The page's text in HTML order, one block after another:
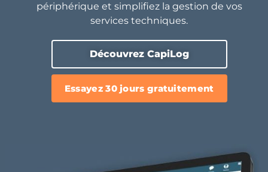
périphérique et simplifiez la gestion de vos
services techniques.
Découvrez CapiLog
Essayez 30 jours gratuitement